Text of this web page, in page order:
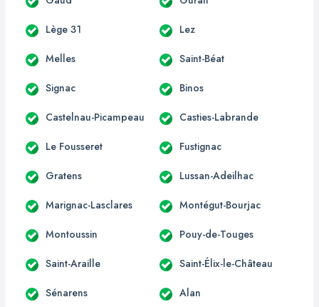
Lège 31 Lez
Melles Saint-Béat
Signac Binos
Castelnau-Picampeau Casties-Labrande
Le Fousseret Fustignac
Gratens Lussan-Adeilhac
Marignac-Lasclares Montégut-Bourjac
Montoussin Pouy-de-Touges
Saint-Araille Saint-Élix-le-Château
Sénarens Alan